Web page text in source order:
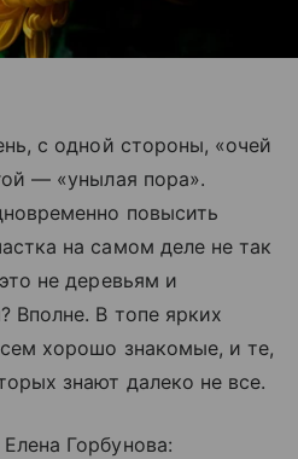
с одной стороны, «очей
— «унылая пора».
повысить
на самом деле не так
не деревьям и
Вполне. В топе ярких
хорошо знакомые, и те,
знают далеко не все.
Горбунова: